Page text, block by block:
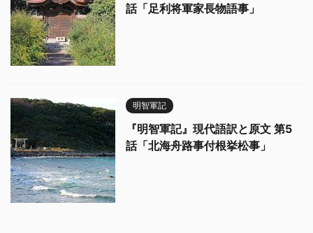
話「足利将軍家長物語事」
明智軍記
『明智軍記』現代語訳と原文 第5
話「北海舟路事付根挙松事」